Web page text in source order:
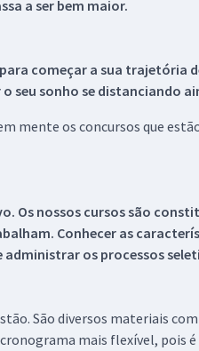
a ser bem maior.
começar a sua trajetória
seu sonho se distanciando
mente os concursos que
Os nossos cursos são
Conhecer as
os processos
São diversos materiais
mais flexível, pois